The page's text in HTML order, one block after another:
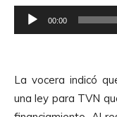
e
o
d
00:00
La vocera indicó
una ley para TVN